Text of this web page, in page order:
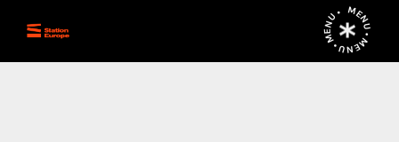
MENU • MENU • MENU •